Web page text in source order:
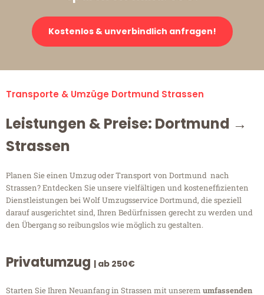
Kostenlos & unverbindlich anfragen!
Transporte & Umzüge Dortmund Strassen
Leistungen & Preise: Dortmund →
Strassen
Planen Sie einen Umzug oder Transport von Dortmund nach
Strassen? Entdecken Sie unsere vielfältigen und kosteneffizienten
Dienstleistungen bei Wolf Umzugsservice Dortmund, die speziell
darauf ausgerichtet sind, Ihren Bedürfnissen gerecht zu werden und
den Übergang so reibungslos wie möglich zu gestalten.
Privatumzug | ab 250€
Starten Sie Ihren Neuanfang in Strassen mit unserem umfassenden